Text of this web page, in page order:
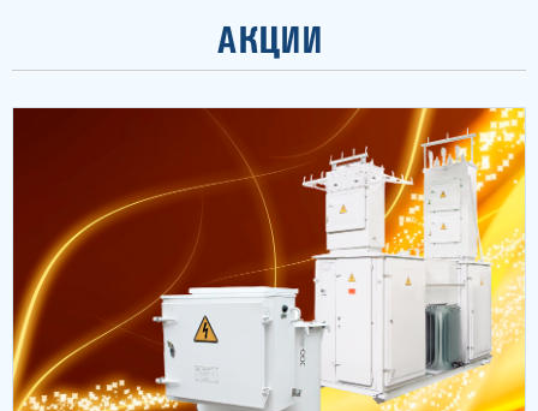
АКЦИИ